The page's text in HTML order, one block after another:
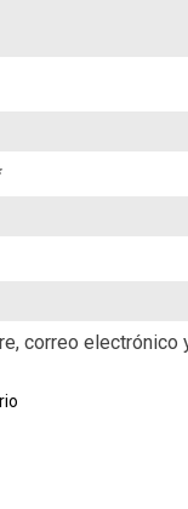
correo